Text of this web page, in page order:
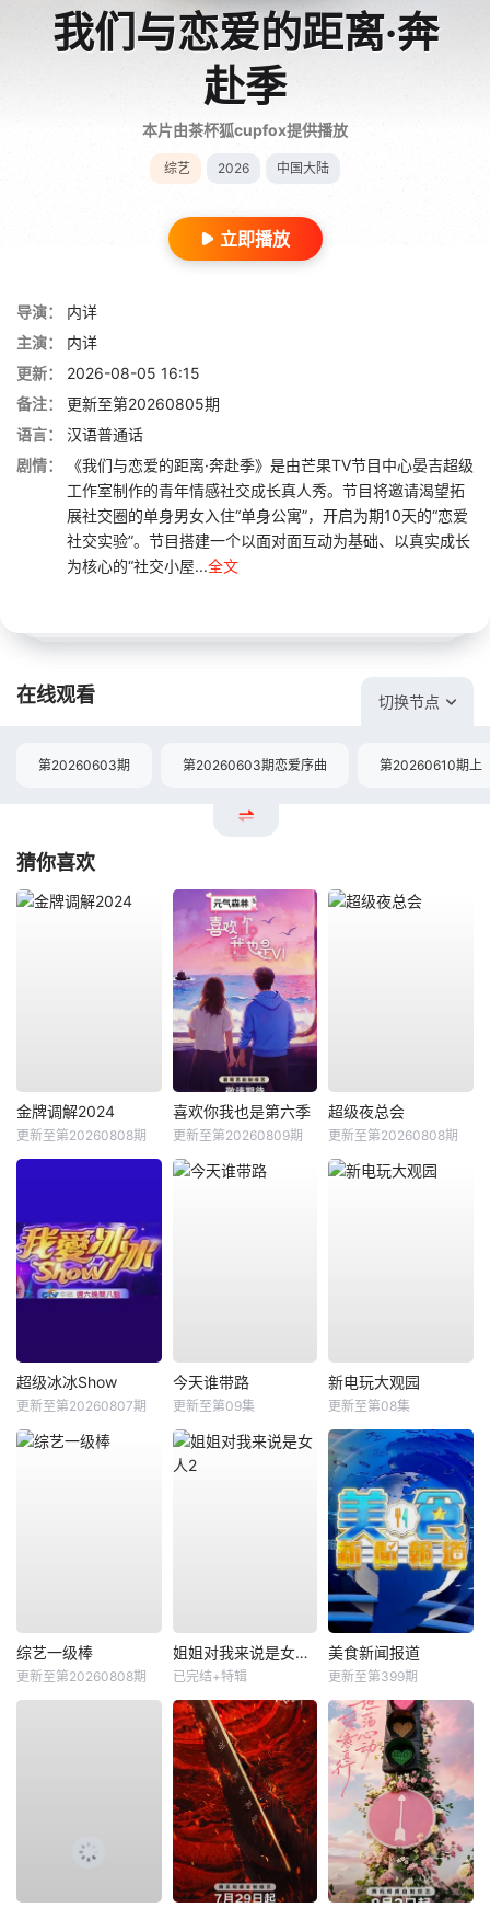
我们与恋爱的距离·奔
赴季
本片由茶杯狐cupfox提供播放
综艺 2026 中国大陆
立即播放
导演：
内详
主演：
内详
更新：
2026-08-05 16:15
备注：
更新至第20260805期
语言：
汉语普通话
剧情：
《我们与恋爱的距离·奔赴季》是由芒果TV节目中心晏吉超级
工作室制作的青年情感社交成长真人秀。节目将邀请渴望拓
展社交圈的单身男女入住“单身公寓”，开启为期10天的“恋爱
社交实验”。节目搭建一个以面对面互动为基础、以真实成长
为核心的“社交小屋...全文
在线观看 切换节点
第20260603期 第20260603期恋爱序曲 第20260610期上
猜你喜欢
金牌调解2024
更新至第20260808期
喜欢你我也是第六季
更新至第20260809期
超级夜总会
更新至第20260808期
超级冰冰Show
更新至第20260807期
今天谁带路
更新至第09集
新电玩大观园
更新至第08集
综艺一级棒
更新至第20260808期
姐姐对我来说是女人2
已完结+特辑
美食新闻报道
更新至第399期